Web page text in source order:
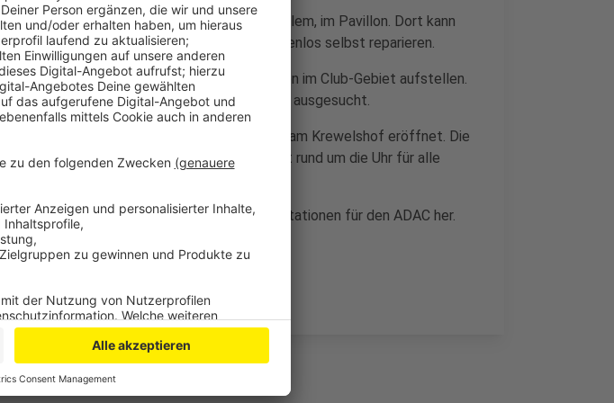
hohe gelbe Station steht am Bahnhof in Dahlem, im Pavillon. Dort kann
Rollstuhl oder auch den Kinderwagen kostenlos selbst reparieren.
ADAC Nordrhein noch 28 weitere Stationen im Club-Gebiet aufstellen.
Radwege oder besondere Freizeitorte ausgesucht.
ADAC im Oktober eine Radservice-Station am Krewelshof eröffnet. Die
unabhängig von einer ADAC Mitgliedschaft rund um die Uhr für alle
und Werkstätten in Eschweiler stellen die Stationen für den ADAC her.